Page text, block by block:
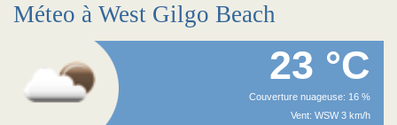
Méteo à West Gilgo Beach
23 °C
Couverture nuageuse: 16 %
Vent: WSW 3 km/h